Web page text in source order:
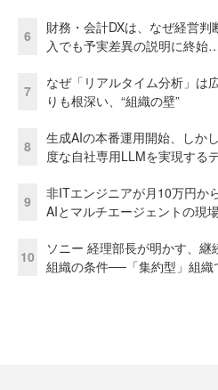
6
財務・会計DXは、なぜ経営
入でも予実差異の説明に終
7
なぜ「リアルタイム分析」
りも根深い、“組織の壁”
8
生成AIの本番運用開始、し
度な自社専用LLMを実現する
9
非ITエンジニアが月10万円か
AIとマルチエージェントの現
10
ソニー 経理部長が明かす、
組織の条件──「集約型」組織